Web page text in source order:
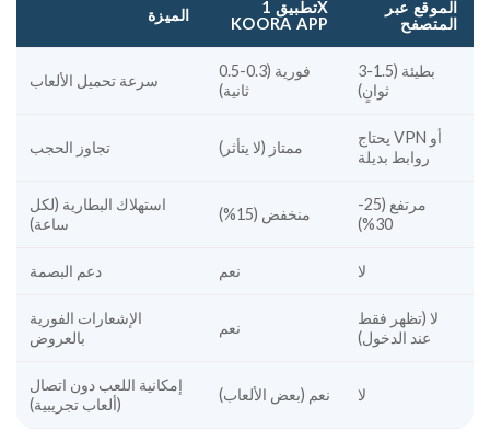
الميزة
تطبيق 1X
KOORA APP
الموقع عبر
المتصفح
سرعة تحميل الألعاب
فورية (0.3-0.5
ثانية)
بطيئة (1.5-3
ثوانٍ)
تجاوز الحجب ممتاز (لا يتأثر)
يحتاج VPN أو
روابط بديلة
استهلاك البطارية (لكل
ساعة)
منخفض (15%)
مرتفع (25-
30%)
دعم البصمة نعم لا
الإشعارات الفورية
بالعروض
نعم
لا (تظهر فقط
عند الدخول)
إمكانية اللعب دون اتصال
(ألعاب تجريبية)
نعم (بعض الألعاب) لا